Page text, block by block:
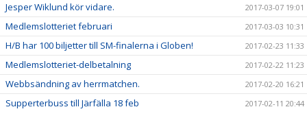
Jesper Wiklund kör vidare. 2017-03-07 19:01
Medlemslotteriet februari 2017-03-03 10:31
H/B har 100 biljetter till SM-finalerna i Globen! 2017-02-23 11:33
Medlemslotteriet-delbetalning 2017-02-22 11:23
Webbsändning av herrmatchen. 2017-02-20 16:21
Supperterbuss till Järfälla 18 feb 2017-02-11 20:44